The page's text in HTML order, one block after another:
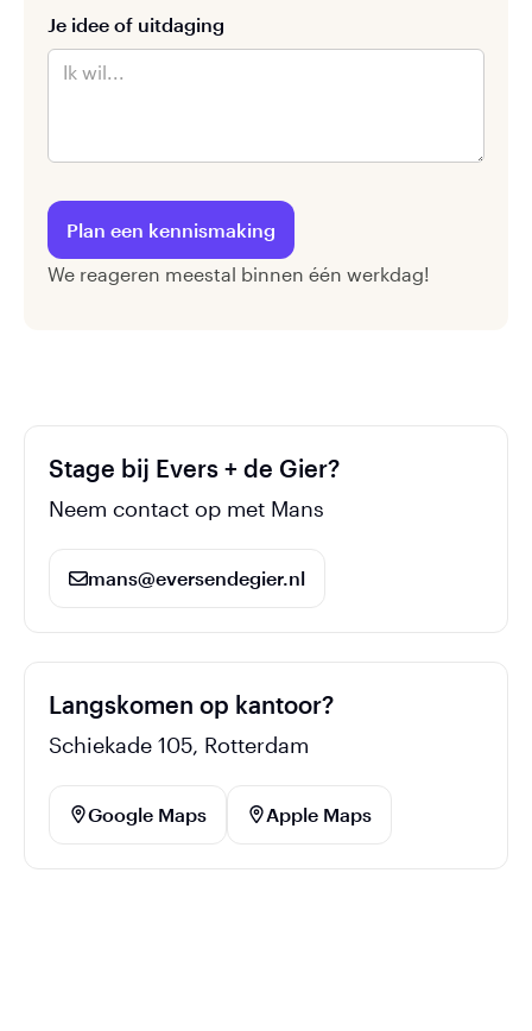
Je idee of uitdaging
We reageren meestal binnen één werkdag!
Stage bij Evers + de Gier?
Neem contact op met Mans
mans@eversendegier.nl
Langskomen op kantoor?
Schiekade 105, Rotterdam
Google Maps Apple Maps